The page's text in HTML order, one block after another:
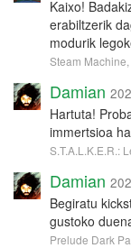
Kaixo!
erabiltzerik
modurik
Steam
Damian
Hartuta!
immertsioa
S.T.A.L.K.E.R.:
Damian
Begiratu
gustoko
Prelude Dark